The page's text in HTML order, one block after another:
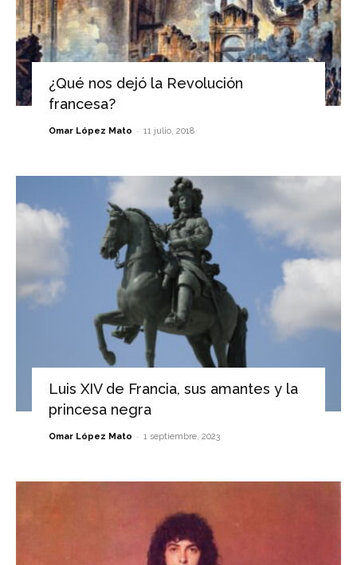
¿Qué nos dejó la Revolución
francesa?
Omar López Mato - 11 julio, 2018
Luis XIV de Francia, sus amantes y la
princesa negra
Omar López Mato - 1 septiembre, 2023